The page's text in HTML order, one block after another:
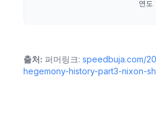
출처: 퍼머링크: speedbuja.com/
hegemony-history-part3-nixon-